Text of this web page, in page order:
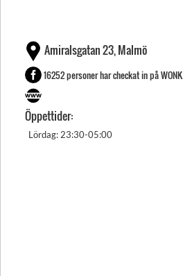
Amiralsgatan 23, Malmö
16252 personer har checkat in på WONK
Öppettider:
Lördag: 23:30-05:00